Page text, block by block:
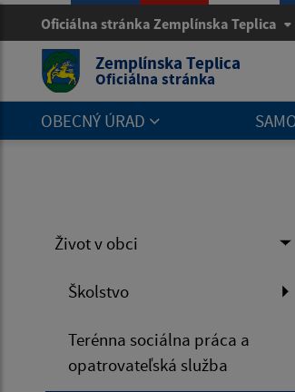
Oficiálna stránka Zemplínska Teplica
Zemplínska Teplica
Oficiálna stránka
OBECNÝ ÚRAD
Život v obci
Školstvo
Terénna sociálna práca a
opatrovateľská služba